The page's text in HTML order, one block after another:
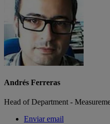
Andrés Ferreras
Head of Department -
Enviar email